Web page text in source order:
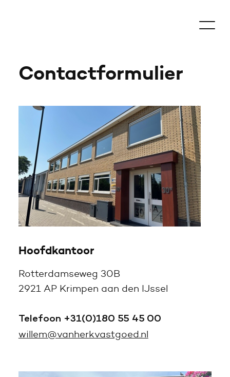
Contactformulier
Hoofdkantoor
Rotterdamseweg 30B
2921 AP Krimpen aan den IJssel
Telefoon +31(0)180 55 45 00
willem@vanherkvastgoed.nl